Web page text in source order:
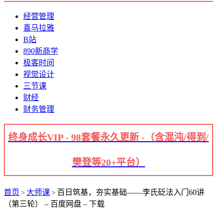
经营管理
喜马拉雅
B站
890新商学
极客时间
视觉设计
三节课
财经
财务管理
终身成长VIP - 98套餐永久更新 -（含混沌/得到/
樊登等20+平台）
首页 > 大师课 > 百日筑基，夯实基础——李氏砭法入门60讲
（第三轮） – 百度网盘 – 下载